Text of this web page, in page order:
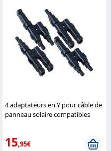
4 adaptateurs en Y pour câble de
panneau solaire compatibles
15,95€